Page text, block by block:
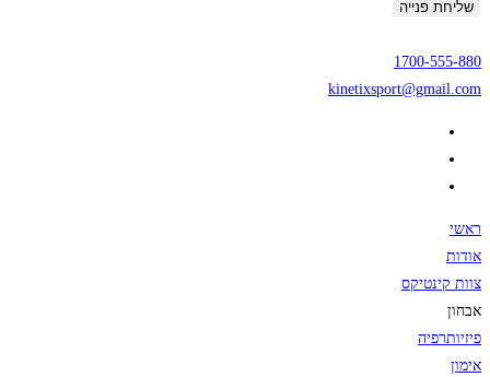
שליחת פנייה
1700-555-880
kinetixsport@gmail.com
ראשי
אודות
צוות קינטיקס
אבחון
פיזיותרפיה
אימון